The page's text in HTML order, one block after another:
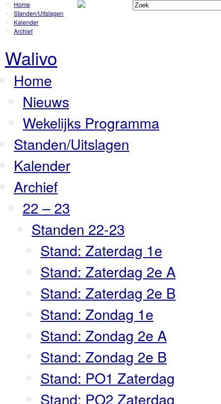
Home
Standen/Uitslagen
Kalender
Archief
Walivo
Home
Nieuws
Wekelijks Programma
Standen/Uitslagen
Kalender
Archief
22 – 23
Standen 22-23
Stand: Zaterdag 1e
Stand: Zaterdag 2e A
Stand: Zaterdag 2e B
Stand: Zondag 1e
Stand: Zondag 2e A
Stand: Zondag 2e B
Stand: PO1 Zaterdag
Stand: PO2 Zaterdag